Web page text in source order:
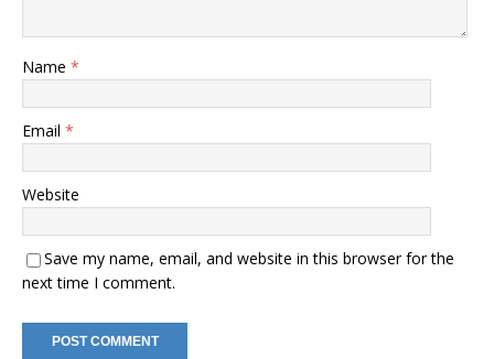
Name *
Email *
Website
Save my name, email, and website in this browser for the
next time I comment.